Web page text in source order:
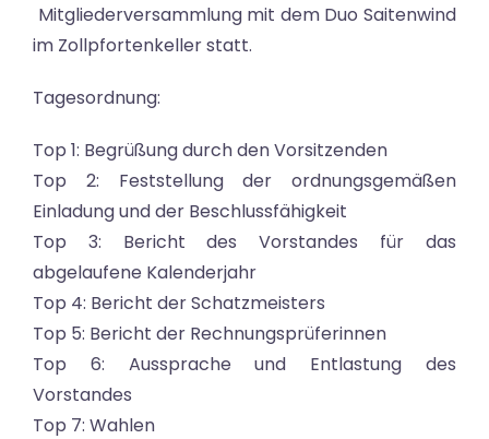
Mitgliederversammlung mit dem Duo Saitenwind
im Zollpfortenkeller statt.
Tagesordnung:
Top 1: Begrüßung durch den Vorsitzenden
Top 2: Feststellung der ordnungsgemäßen
Einladung und der Beschlussfähigkeit
Top 3: Bericht des Vorstandes für das
abgelaufene Kalenderjahr
Top 4: Bericht der Schatzmeisters
Top 5: Bericht der Rechnungsprüferinnen
Top 6: Aussprache und Entlastung des
Vorstandes
Top 7: Wahlen